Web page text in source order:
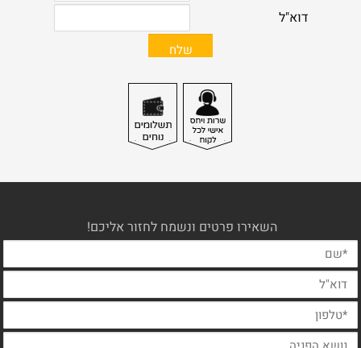
השאירו פרטים ונשמח לחזור אליכם!